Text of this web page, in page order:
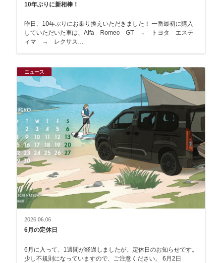
10年ぶりに新相棒！
昨日、10年ぶりにお乗り換えいただきました！ 一番最初に購入
していただいた車は、Alfa Romeo GT → トヨタ エステ
ィマ → レクサス…
ニュース
2026.06.06
6月の定休日
6月に入って、1週間が経過しましたが、定休日のお知らせです。
少し不規則になっていますので、ご注意ください。 6月2日